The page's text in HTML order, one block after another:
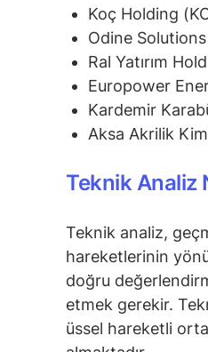
Koç Holding
Odine
Ral Yatırım
Europower
Kardemir
Aksa Akrilik
Teknik Analiz
Teknik analiz,
hareketlerinin
doğru
etmek gerekir.
üssel hareketli